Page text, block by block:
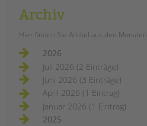
Archiv
Hier finden Sie Artikel aus den Monaten
2026
Juli 2026 (2 Einträge)
Juni 2026 (3 Einträge)
April 2026 (1 Eintrag)
Januar 2026 (1 Eintrag)
2025